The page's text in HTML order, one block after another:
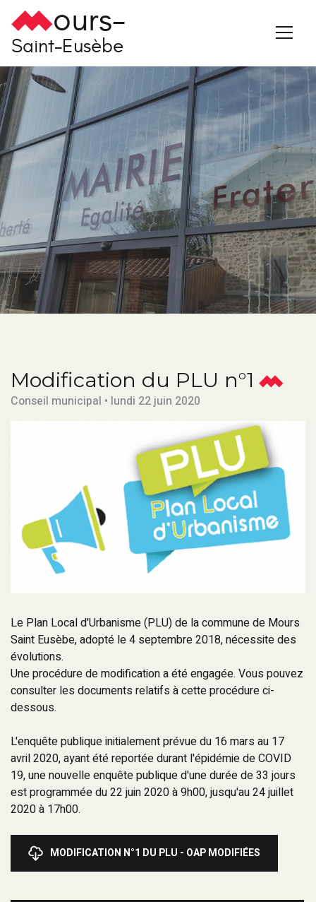
ours-
Saint-Eusèbe
Modification du PLU n°1
Conseil municipal • lundi 22 juin 2020
Le Plan Local d'Urbanisme (PLU) de la commune de Mours
Saint Eusèbe, adopté le 4 septembre 2018, nécessite des
évolutions.
Une procédure de modification a été engagée. Vous pouvez
consulter les documents relatifs à cette procédure ci-
dessous.
L'enquête publique initialement prévue du 16 mars au 17
avril 2020, ayant été reportée durant l'épidémie de COVID
19, une nouvelle enquête publique d'une durée de 33 jours
est programmée du 22 juin 2020 à 9h00, jusqu'au 24 juillet
2020 à 17h00.
MODIFICATION N°1 DU PLU - OAP MODIFIÉES